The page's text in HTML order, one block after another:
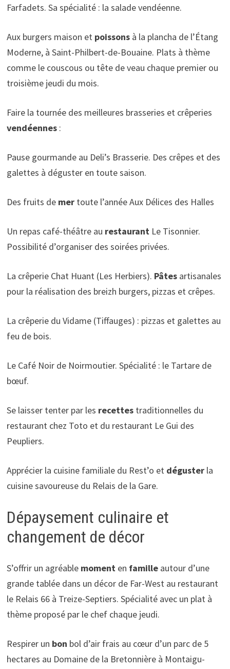
Farfadets. Sa spécialité : la salade vendéenne.
Aux burgers maison et poissonsà la plancha de l’Étang
Moderne, à Saint-Philbert-de-Bouaine. Plats à thème
comme le couscous ou tête de veau chaque premier ou
troisième jeudi du mois.
Faire la tournée des meilleures brasseries et crêperies
vendéennes:
Pause gourmande au Deli’s Brasserie. Des crêpes et des
galettes à déguster en toute saison.
Des fruits de mertoute l’année Aux Délices des Halles
Un repas café-théâtre au restaurantLe Tisonnier.
Possibilité d’organiser des soirées privées.
La crêperie Chat Huant (Les Herbiers). Pâtesartisanales
pour la réalisation des breizh burgers, pizzas et crêpes.
La crêperie du Vidame (Tiffauges) : pizzas et galettes au
feu de bois.
Le Café Noir de Noirmoutier. Spécialité : le Tartare de
bœuf.
Se laisser tenter par les recettestraditionnelles du
restaurant chez Toto et du restaurant Le Gui des
Peupliers.
Apprécier la cuisine familiale du Rest’o et dégusterla
cuisine savoureuse du Relais de la Gare.
Dépaysement culinaire et
changement de décor
S’offrir un agréable moment en familleautour d’une
grande tablée dans un décor de Far-West au restaurant
le Relais 66 à Treize-Septiers. Spécialité avec un plat à
thème proposé par le chef chaque jeudi.
Respirer un bon bol d’air frais au cœur d’un parc de 5
hectares au Domaine de la Bretonnière à Montaigu-